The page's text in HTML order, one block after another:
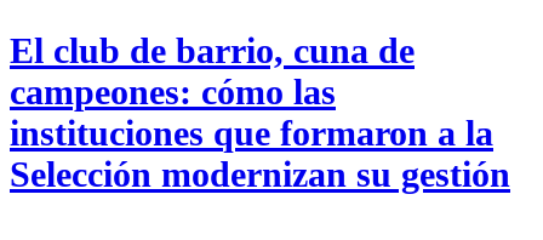
El club de barrio, cuna de
campeones: cómo las
instituciones que formaron a la
Selección modernizan su gestión